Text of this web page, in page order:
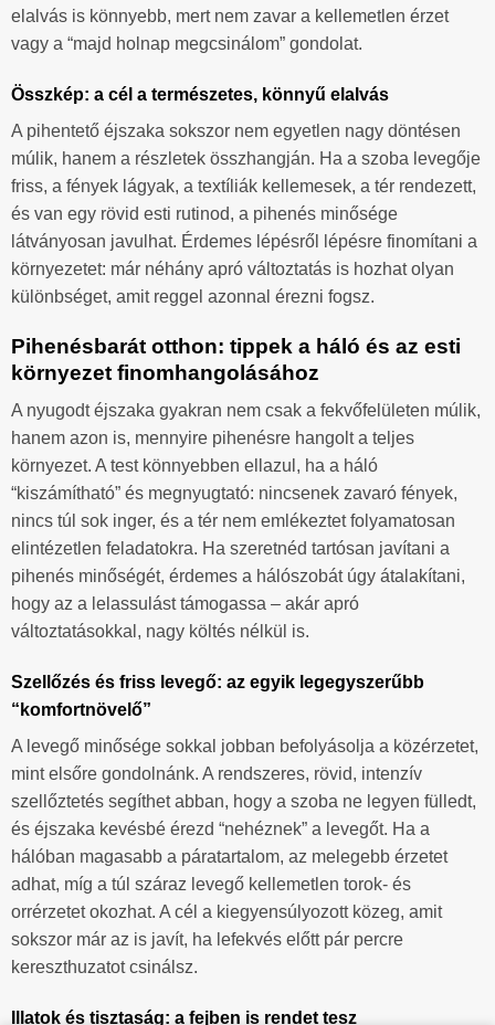
elalvás is könnyebb, mert nem zavar a kellemetlen érzet
vagy a “majd holnap megcsinálom” gondolat.
Összkép: a cél a természetes, könnyű elalvás
A pihentető éjszaka sokszor nem egyetlen nagy döntésen
múlik, hanem a részletek összhangján. Ha a szoba levegője
friss, a fények lágyak, a textíliák kellemesek, a tér rendezett,
és van egy rövid esti rutinod, a pihenés minősége
látványosan javulhat. Érdemes lépésről lépésre finomítani a
környezetet: már néhány apró változtatás is hozhat olyan
különbséget, amit reggel azonnal érezni fogsz.
Pihenésbarát otthon: tippek a háló és az esti
környezet finomhangolásához
A nyugodt éjszaka gyakran nem csak a fekvőfelületen múlik,
hanem azon is, mennyire pihenésre hangolt a teljes
környezet. A test könnyebben ellazul, ha a háló
“kiszámítható” és megnyugtató: nincsenek zavaró fények,
nincs túl sok inger, és a tér nem emlékeztet folyamatosan
elintézetlen feladatokra. Ha szeretnéd tartósan javítani a
pihenés minőségét, érdemes a hálószobát úgy átalakítani,
hogy az a lelassulást támogassa – akár apró
változtatásokkal, nagy költés nélkül is.
Szellőzés és friss levegő: az egyik legegyszerűbb
“komfortnövelő”
A levegő minősége sokkal jobban befolyásolja a közérzetet,
mint elsőre gondolnánk. A rendszeres, rövid, intenzív
szellőztetés segíthet abban, hogy a szoba ne legyen fülledt,
és éjszaka kevésbé érezd “nehéznek” a levegőt. Ha a
hálóban magasabb a páratartalom, az melegebb érzetet
adhat, míg a túl száraz levegő kellemetlen torok- és
orrérzetet okozhat. A cél a kiegyensúlyozott közeg, amit
sokszor már az is javít, ha lefekvés előtt pár percre
kereszthuzatot csinálsz.
Illatok és tisztaság: a fejben is rendet tesz